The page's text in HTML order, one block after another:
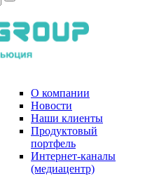
О компании
Новости
Наши клиенты
Продуктовый
портфель
Интернет-каналы
(медиацентр)